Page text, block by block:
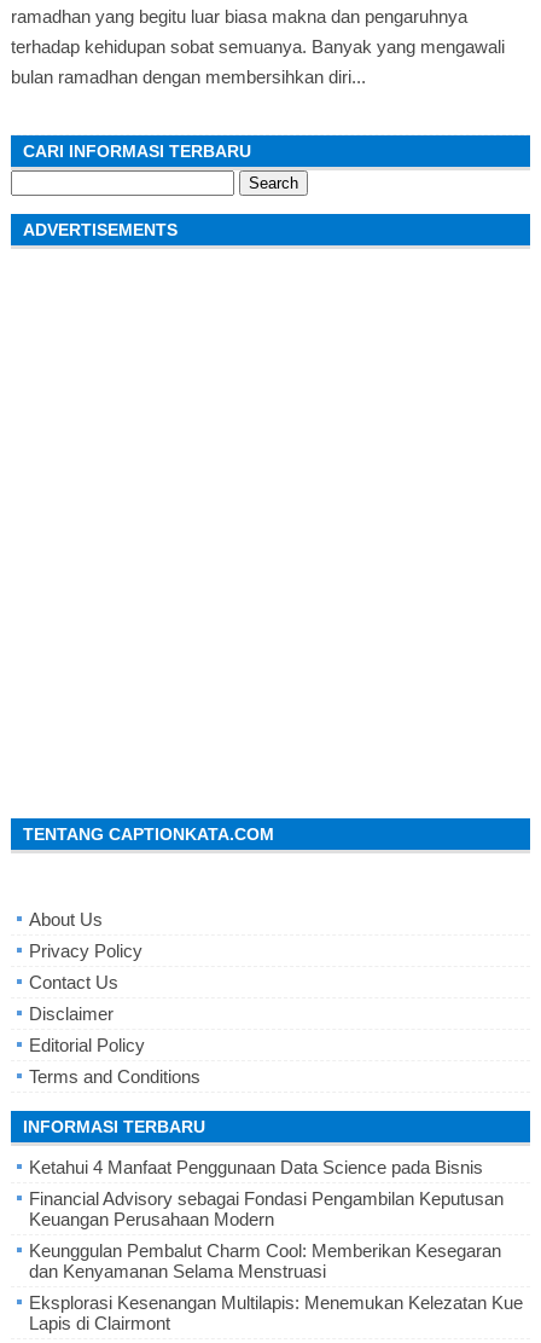
ramadhan yang begitu luar biasa makna dan pengaruhnya
terhadap kehidupan sobat semuanya. Banyak yang mengawali
bulan ramadhan dengan membersihkan diri...
CARI INFORMASI TERBARU
for:
ADVERTISEMENTS
TENTANG CAPTIONKATA.COM
About Us
Privacy Policy
Contact Us
Disclaimer
Editorial Policy
Terms and Conditions
INFORMASI TERBARU
Ketahui 4 Manfaat Penggunaan Data Science pada Bisnis
Financial Advisory sebagai Fondasi Pengambilan Keputusan
Keuangan Perusahaan Modern
Keunggulan Pembalut Charm Cool: Memberikan Kesegaran
dan Kenyamanan Selama Menstruasi
Eksplorasi Kesenangan Multilapis: Menemukan Kelezatan Kue
Lapis di Clairmont